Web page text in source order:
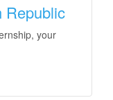
Republic
your